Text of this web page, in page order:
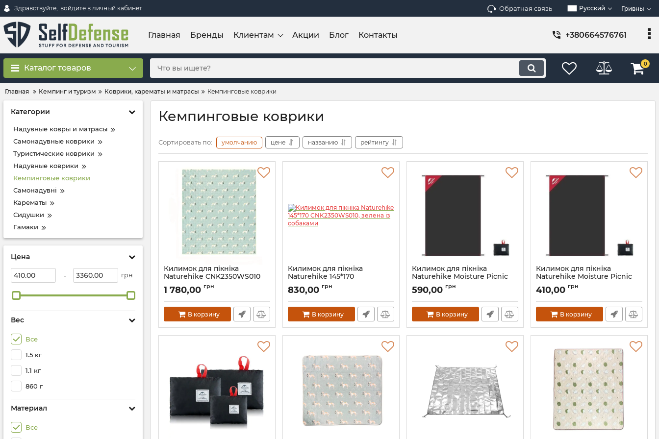
Здравствуйте, войдите в личный кабинет Обратная связь Русский Гривны
Главная Бренды Клиентам Акции Блог Контакты +380664576761
Каталог товаров 0
Главная Кемпинг и туризм Коврики, карематы и матрасы Кемпинговые коврики
Категории
Надувные ковры и матрасы
Самонадувные коврики
Туристические коврики
Надувные коврики
Кемпинговые коврики
Самонадувні
Карематы
Сидушки
Гамаки
Цена
- грн
Вес
Все
1.5 кг
1.1 кг
860 г
Материал
Все
Кемпинговые коврики
Сортировать по: умолчанию цене названию рейтингу
Килимок для пікніка
Naturehike CNK2350WS010
210*240 см, блакитний із
принтом
Артикул:7_72984
1 780,00 грн
В корзину
Килимок для пікніка
Naturehike 145*170
CNK2350WS010, зелена із
собаками
Артикул:7_69523
830,00 грн
В корзину
Килимок для пікніка
Naturehike Moisture Picnic
Mat NH17D050-B 145*100 см,
р-р M
Артикул:7_65287
590,00 грн
В корзину
Килимок для пікніка
Naturehike Moisture Picnic
Mat NH17D050-B 120*70 см, р-
р S
Артикул:7_65286
410,00 грн
В корзину